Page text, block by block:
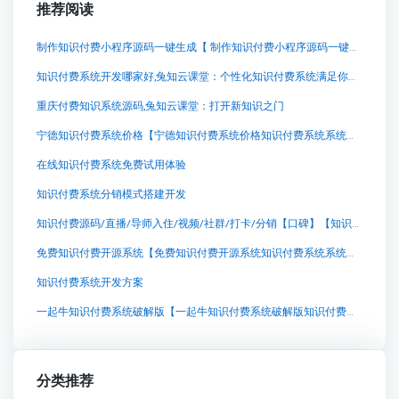
推荐阅读
制作知识付费小程序源码一键生成【 制作知识付费小程序源码一键生成知识付费系统系统怎么制作，知识付费系统搭建使用教程】
知识付费系统开发哪家好,兔知云课堂：个性化知识付费系统满足你的卓越学习需求
重庆付费知识系统源码,兔知云课堂：打开新知识之门
宁德知识付费系统价格【宁德知识付费系统价格知识付费系统系统怎么制作，知识付费系统搭建使用教程】
在线知识付费系统免费试用体验
知识付费系统分销模式搭建开发
知识付费源码/直播/导师入住/视频/社群/打卡/分销【口碑】【知识付费源码/直播/导师入住/视频/社群/打卡/分销【口碑】知识付费系统系统怎么制作，知识付费系统搭建使用教程】
免费知识付费开源系统【免费知识付费开源系统知识付费系统系统怎么制作，知识付费系统搭建使用教程】
知识付费系统开发方案
一起牛知识付费系统破解版【一起牛知识付费系统破解版知识付费系统系统怎么制作，知识付费系统搭建使用教程】
分类推荐